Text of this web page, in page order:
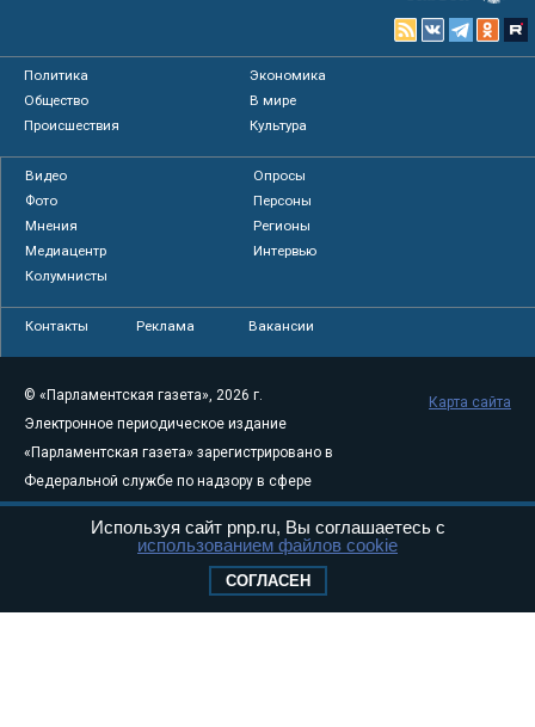
Политика
Экономика
Общество
В мире
Происшествия
Культура
Видео
Опросы
Фото
Персоны
Мнения
Регионы
Медиацентр
Интервью
Колумнисты
Контакты Реклама Вакансии
© «Парламентская газета», 2026 г.
Электронное периодическое издание
«Парламентская газета» зарегистрировано в
Федеральной службе по надзору в сфере
связи, информационных технологий и
массовых коммуникаций (Роскомнадзор) 05
Свидетельство о регистрации Эл № ФС77-
Карта сайта
Используя сайт pnp.ru, Вы соглашаетесь с
использованием файлов cookie
СОГЛАСЕН